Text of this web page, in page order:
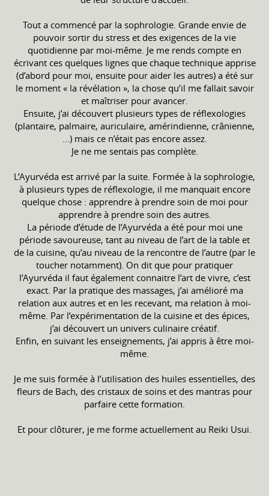
Tout a commencé par la sophrologie. Grande envie de
pouvoir sortir du stress et des exigences de la vie
quotidienne par moi-même. Je me rends compte en
écrivant ces quelques lignes que chaque technique apprise
(d’abord pour moi, ensuite pour aider les autres) a été sur
le moment « la révélation », la chose qu’il me fallait savoir
et maîtriser pour avancer.
Ensuite, j’ai découvert plusieurs types de réflexologies
(plantaire, palmaire, auriculaire, amérindienne, crânienne,
…) mais ce n’était pas encore assez.
Je ne me sentais pas complète.
L’Ayurvéda est arrivé par la suite. Formée à la sophrologie,
à plusieurs types de réflexologie, il me manquait encore
quelque chose : apprendre à prendre soin de moi pour
apprendre à prendre soin des autres.
La période d’étude de l’Ayurvéda a été pour moi une
période savoureuse, tant au niveau de l’art de la table et
de la cuisine, qu’au niveau de la rencontre de l’autre (par le
toucher notamment). On dit que pour pratiquer
l’Ayurvéda il faut également connaitre l’art de vivre, c’est
exact. Par la pratique des massages, j’ai amélioré ma
relation aux autres et en les recevant, ma relation à moi-
même. Par l’expérimentation de la cuisine et des épices,
j’ai découvert un univers culinaire créatif.
Enfin, en suivant les enseignements, j’ai appris à être moi-
même.
Je me suis formée à l’utilisation des huiles essentielles, des
fleurs de Bach, des cristaux de soins et des mantras pour
parfaire cette formation.
Et pour clôturer, je me forme actuellement au Reiki Usui.